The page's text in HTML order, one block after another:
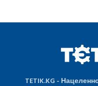
TETIK.KG -